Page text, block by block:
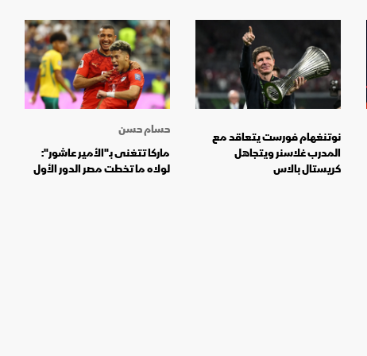
نوتنغهام فورست يتعاقد مع
المدرب غلاسنر ويتجاهل
كريستال بالاس
حسام حسن
ماركا تتغنى بـ"الأمير عاشور":
لولاه ما تخطت مصر الدور الأول